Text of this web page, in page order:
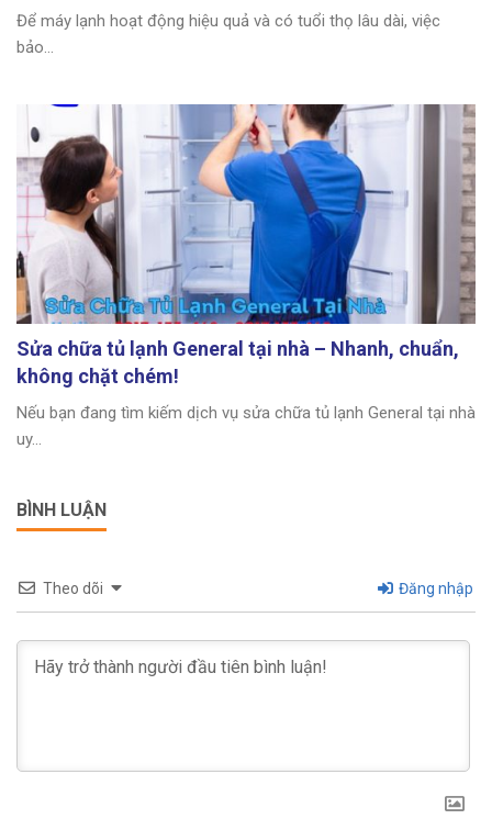
Để máy lạnh hoạt động hiệu quả và có tuổi thọ lâu dài, việc
bảo...
Sửa chữa tủ lạnh General tại nhà – Nhanh, chuẩn,
không chặt chém!
Nếu bạn đang tìm kiếm dịch vụ sửa chữa tủ lạnh General tại nhà
uy...
BÌNH LUẬN
Theo dõi Đăng nhập